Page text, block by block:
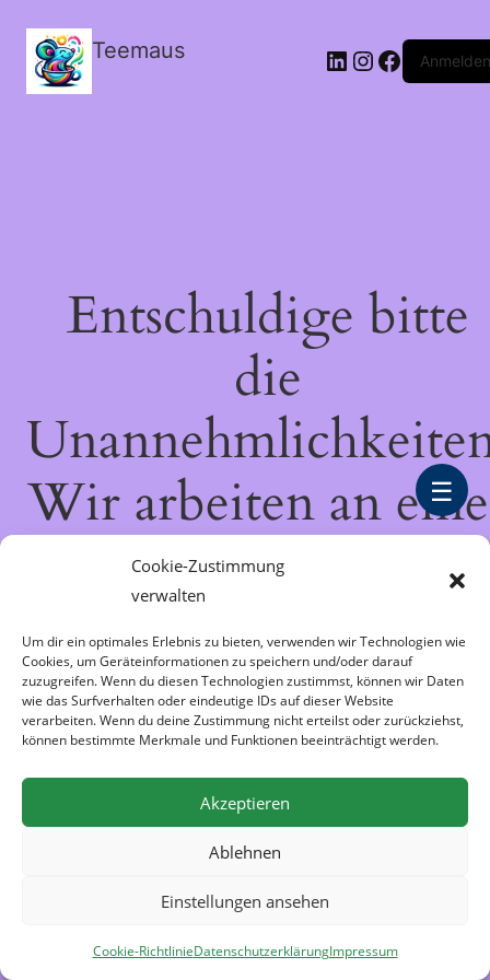
Cookie-Zustimmung
verwalten
Um dir ein optimales Erlebnis zu bieten, verwenden wir Technologien wie
Cookies, um Geräteinformationen zu speichern und/oder darauf
zuzugreifen. Wenn du diesen Technologien zustimmst, können wir Daten
wie das Surfverhalten oder eindeutige IDs auf dieser Website
verarbeiten. Wenn du deine Zustimmung nicht erteilst oder zurückziehst,
können bestimmte Merkmale und Funktionen beeinträchtigt werden.
Akzeptieren
Ablehnen
Einstellungen ansehen
Cookie-RichtlinieDatenschutzerklärungImpressum
Teemaus LinkedIn
Instagram
FacebookAnmelden
Entschuldige bitte
die
Wir arbeiten an
großartigen Sache
schau bald wieder
vorbei!
☰